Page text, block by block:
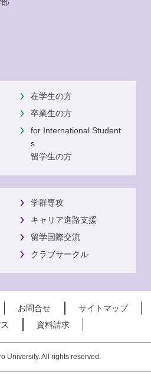
在学生の方
卒業生の方
for International Student
s
留学生の方
学群専攻
キャリア進路支援
留学国際交流
クラブサークル
お問合せ
サイトマップ
資料請求
University. All rights reserved.